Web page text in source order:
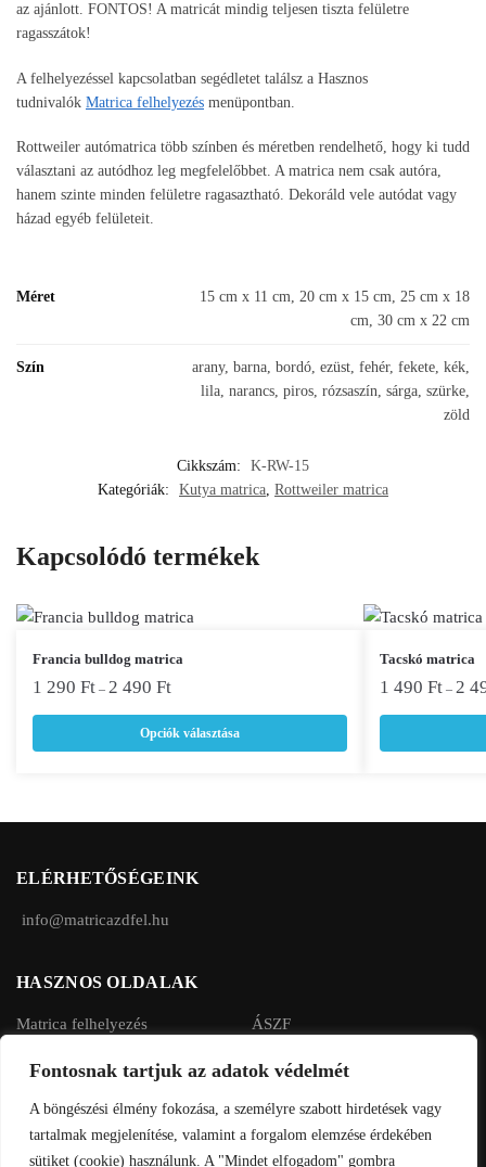
Fontosnak tartjuk az adatok védelmét
A böngészési élmény fokozása, a személyre szabott hirdetések vagy
tartalmak megjelenítése, valamint a forgalom elemzése érdekében
sütiket (cookie) használunk. A "Mindet elfogadom" gombra
az ajánlott. FONTOS! A matricát mindig teljesen tiszta felületre
ragasszátok!
A felhelyezéssel kapcsolatban segédletet találsz a Hasznos
tudnivalók Matrica felhelyezés menüpontban.
Rottweiler autómatrica több színben és méretben rendelhető, hogy ki tudd
választani az autódhoz leg megfelelőbbet. A matrica nem csak autóra,
hanem szinte minden felületre ragasaztható. Dekoráld vele autódat vagy
házad egyéb felületeit.
Méret
15 cm x 11 cm, 20 cm x 15 cm, 25 cm x 18
cm, 30 cm x 22 cm
Szín
arany, barna, bordó, ezüst, fehér, fekete, kék,
lila, narancs, piros, rózsaszín, sárga, szürke,
zöld
Cikkszám:
K-RW-15
Kategóriák:
Kutya matrica Rottweiler matrica
Kapcsolódó termékek
Francia bulldog matrica
1 290 Ft – 2 490 Ft
Opciók választása
Ennek
a
választhatók
Tacskó matrica
1 490 Ft – 2
Ennek
a
ELÉRHETŐSÉGEINK
info@matricazdfel.hu
HASZNOS OLDALAK
Matrica felhelyezés ÁSZF
Adatvédelmi tájékoztató